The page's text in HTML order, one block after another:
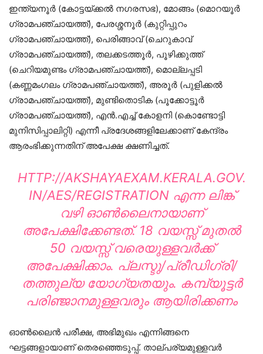
ഇന്ത്യനൂര്‍ (കോട്ടയ്ക്കല്‍ നഗരസഭ), മോങ്ങം (മൊറയൂര്‍
ഗ്രാമപഞ്ചായത്ത്), പേരശ്ശനൂര്‍ (കുറ്റിപ്പുറം
ഗ്രാമപഞ്ചായത്ത്), പെരിങ്ങാവ് (ചെറുകാവ്
ഗ്രാമപഞ്ചായത്ത്), തലക്കടത്തൂര്‍, പൂഴിക്കുത്ത്
(ചെറിയമുണ്ടം ഗ്രാമപഞ്ചായത്ത്), മൊല്ലപ്പടി
(കണ്ണമംഗലം ഗ്രാമപഞ്ചായത്ത്), അരൂര്‍ (പുളിക്കല്‍
ഗ്രാമപഞ്ചായത്ത്), മുണ്ടിതൊടിക (പൂക്കോട്ടൂര്‍
ഗ്രാമപഞ്ചായത്ത്), എന്‍.എച്ച് കോളനി (കൊണ്ടോട്ടി
മുനിസിപ്പാലിറ്റി) എന്നീ പ്രദേശങ്ങളിലേക്കാണ് കേന്ദ്രം
ആരംഭിക്കുന്നതിന് അപേക്ഷ ക്ഷണിച്ചത്.
HTTP://AKSHAYAEXAM.KERALA.GOV.
IN/AES/REGISTRATION എന്ന ലിങ്ക്
വഴി ഓണ്‍ലൈനായാണ്
അപേക്ഷിക്കേണ്ടത്. 18 വയസ്സ് മുതല്‍
50 വയസ്സ് വരെയുള്ളവര്‍ക്ക്
അപേക്ഷിക്കാം. പ്ലസ്ടു/പ്രീഡിഗ്രി/
തത്തുല്യ യോഗ്യതയും. കമ്പ്യൂട്ടര്‍
പരിഞ്ജാനമുള്ളവരും ആയിരിക്കണം
ഓണ്‍ലൈ‍ന്‍ പരീക്ഷ, അഭിമുഖം എന്നിങ്ങനെ
ഘട്ടങ്ങളായാണ് തെരഞ്ഞെടുപ്പ്. താല്പര്യമുള്ളവര്‍